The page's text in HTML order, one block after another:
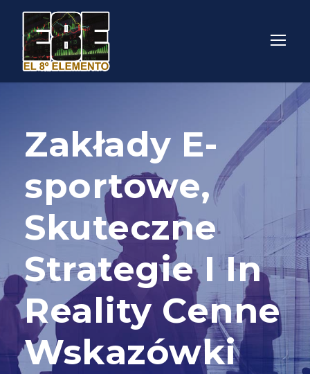
Zakłady E-
sportowe,
Skuteczne
Strategie I In
Reality Cenne
Wskazówki